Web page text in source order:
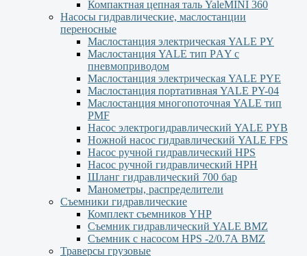
Компактная цепная таль YaleMINI 360
Насосы гидравлические, маслостанции
переносные
Маслостанция электрическая YALE PY
Маслостанция YALE тип PАY с
пневмоприводом
Маслостанция электрическая YALE PYЕ
Маслостанция портативная YALE PY-04
Маслостанция многопоточная YALE тип
PMF
Насос электрогидравлический YALE PYB
Ножной насос гидравлический YALE FPS
Насос ручной гидравлический HPS
Насос ручной гидравлический HPН
Шланг гидравлический 700 бар
Манометры, распределители
Съемники гидравлические
Комплект съемников YHP
Съемник гидравлический YALE BMZ
Съемник с насосом HPS -2/0.7А BMZ
Траверсы грузовые